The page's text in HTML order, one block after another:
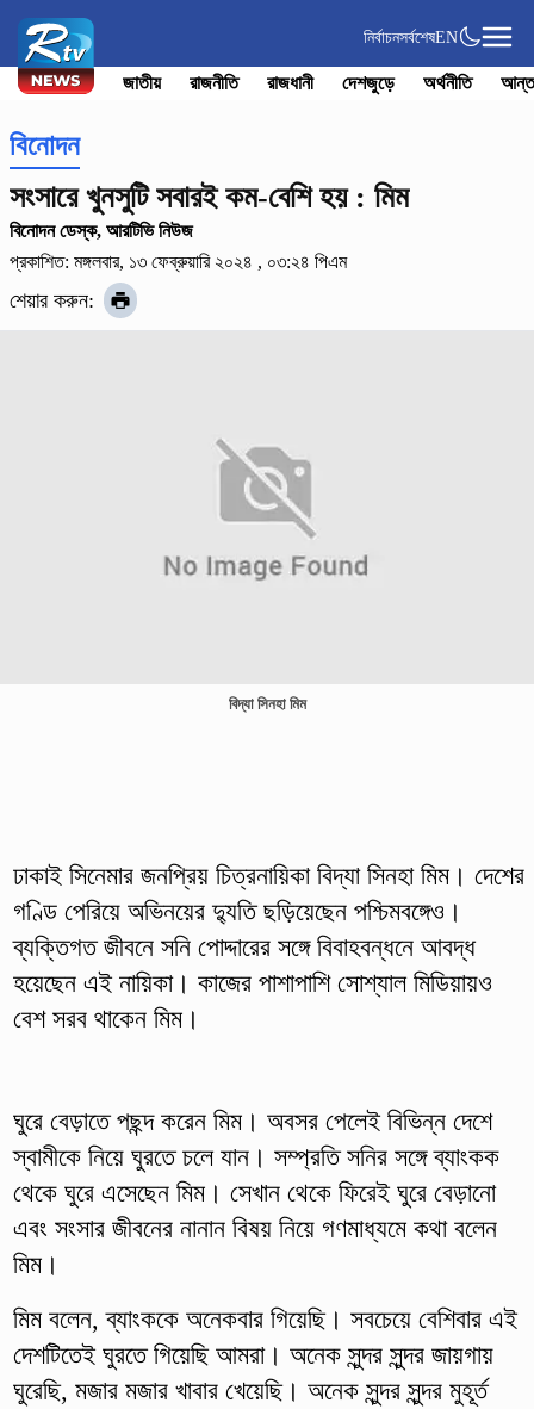
নির্বাচনসর্বশেষEN
জাতীয় রাজনীতি রাজধানী দেশজুড়ে অর্থনীতি
বিনোদন
সংসারে খুনসুটি সবারই কম-বেশি হয় : মিম
বিনোদন ডেস্ক, আরটিভি নিউজ
প্রকাশিত: মঙ্গলবার, ১৩ ফেব্রুয়ারি ২০২৪ , ০৩:২৪ পিএম
শেয়ার করুন:
বিদ্যা সিনহা মিম
ঢাকাই সিনেমার জনপ্রিয় চিত্রনায়িকা বিদ্যা সিনহা মিম। দেশের
গণ্ডি পেরিয়ে অভিনয়ের দ্যুতি ছড়িয়েছেন পশ্চিমবঙ্গেও।
ব্যক্তিগত জীবনে সনি পোদ্দারের সঙ্গে বিবাহবন্ধনে আবদ্ধ
হয়েছেন এই নায়িকা। কাজের পাশাপাশি সোশ্যাল মিডিয়ায়ও
বেশ সরব থাকেন মিম।
ঘুরে বেড়াতে পছন্দ করেন মিম। অবসর পেলেই বিভিন্ন দেশে
স্বামীকে নিয়ে ঘুরতে চলে যান। সম্প্রতি সনির সঙ্গে ব্যাংকক
থেকে ঘুরে এসেছেন মিম। সেখান থেকে ফিরেই ঘুরে বেড়ানো
এবং সংসার জীবনের নানান বিষয় নিয়ে গণমাধ্যমে কথা বলেন
মিম।
মিম বলেন, ব্যাংককে অনেকবার গিয়েছি। সবচেয়ে বেশিবার এই
দেশটিতেই ঘুরতে গিয়েছি আমরা। অনেক সুন্দর সুন্দর জায়গায়
ঘুরেছি, মজার মজার খাবার খেয়েছি। অনেক সুন্দর সুন্দর মুহূর্ত